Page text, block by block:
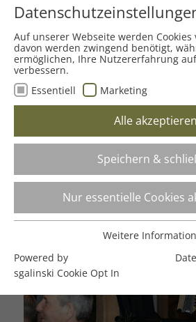
Auf unserer Webseite werden
davon werden zwingend benötigt,
ermöglichen, Ihre Nutzererfahrung
verbessern.
Essentiell
Marketing
Alle akzeptieren
Speichern &
Nur essentielle Cookies
Essentielle Cookies werden für
der Webseite benötigt. Dadurch ist
Name cookie_optin
Cookie-
Weitere
Powered by
sgalinski Cookie Opt In